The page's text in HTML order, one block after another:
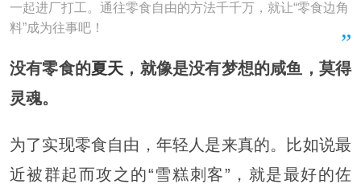
一起进厂打工。通往零食自由的方法千千万，就让“零食边角
料”成为往事吧！
没有零食的夏天 ，就像是没有梦想的咸鱼，莫得
灵魂。
为了实现零食自由，年轻人是来真的。比如说最
近被群起而攻之的“雪糕刺客”，就是最好的佐